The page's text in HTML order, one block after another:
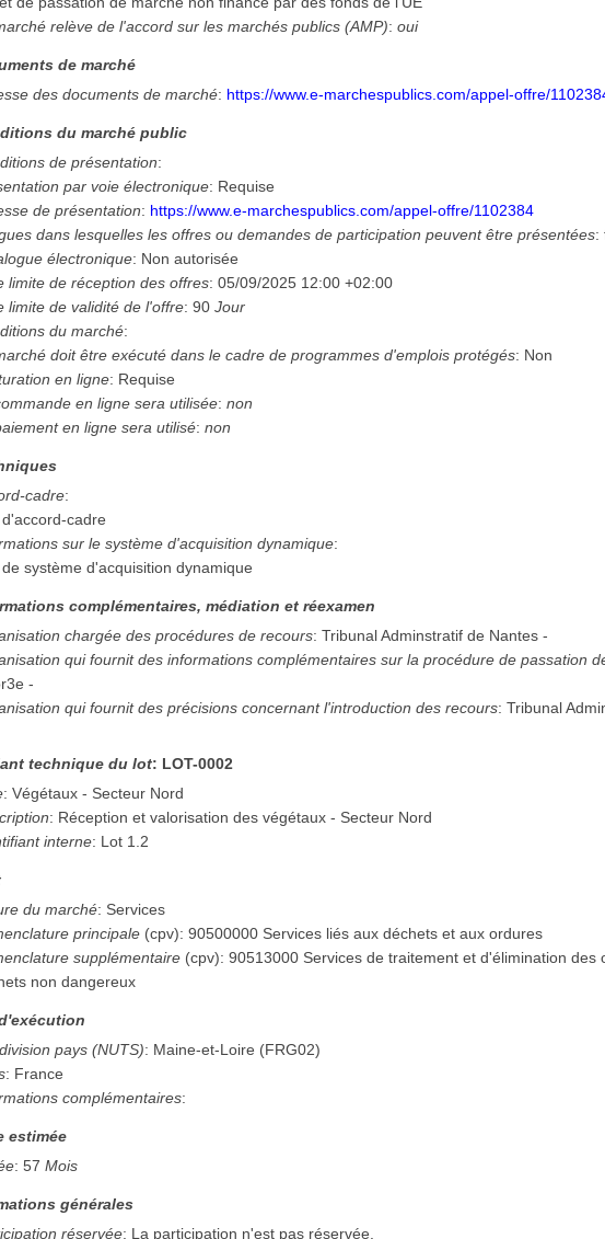
relève de l'accord sur les marchés publics (AMP):oui
de marché
des documents de marché: https://www.e-marchespublics.com/appel-offre/
du marché public
de présentation:
par voie électronique: Requise
de présentation: https://www.e-marchespublics.com/appel-offre/1102384
dans lesquelles les offres ou demandes de participation peuvent être présentées:
électronique: Non autorisée
limite de réception des offres:05/09/2025 12:00 +02:00
limite de validité de l'offre:90 Jour
du marché:
doit être exécuté dans le cadre de programmes d'emplois protégés: Non
en ligne: Requise
en ligne sera utilisée:non
en ligne sera utilisé:non
cadre:
d'accord-cadre
sur le système d'acquisition dynamique:
de système d'acquisition dynamique
complémentaires, médiation et réexamen
chargée des procédures de recours:Tribunal Adminstratif de Nantes -
qui fournit des informations complémentaires sur la procédure de passation
-
qui fournit des précisions concernant l'introduction des recours:Tribunal
technique du lot: LOT-0002
:Végétaux - Secteur Nord
: Réception et valorisation des végétaux - Secteur Nord
interne: Lot 1.2
du marché: Services
principale (cpv):90500000 Services liés aux déchets et aux ordures
supplémentaire (cpv):90513000 Services de traitement et d'élimination des
non dangereux
pays (NUTS): Maine-et-Loire (FRG02)
: France
complémentaires:
estimée
:57 Mois
générales
réservée: La participation n'est pas réservée.